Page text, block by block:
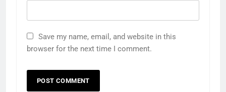
Save my name, email, and website in this
browser for the next time I comment.